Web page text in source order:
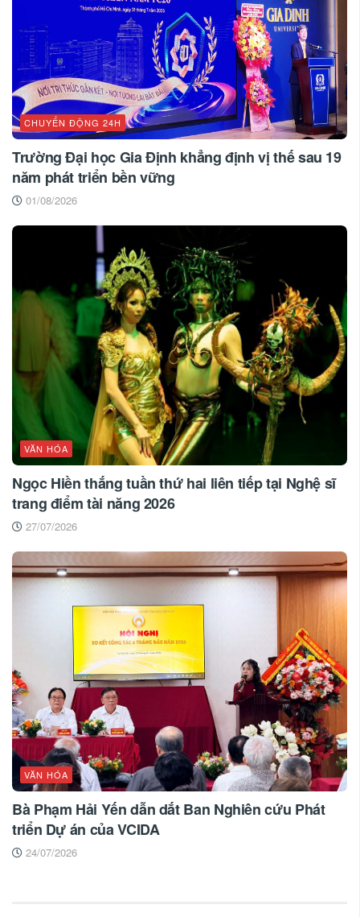
CHUYỂN ĐỘNG 24H
Trường Đại học Gia Định khẳng định vị thế sau 19
năm phát triển bền vững
01/08/2026
VĂN HÓA
Ngọc Hiền thắng tuần thứ hai liên tiếp tại Nghệ sĩ
trang điểm tài năng 2026
27/07/2026
VĂN HÓA
Bà Phạm Hải Yến dẫn dắt Ban Nghiên cứu Phát
triển Dự án của VCIDA
24/07/2026